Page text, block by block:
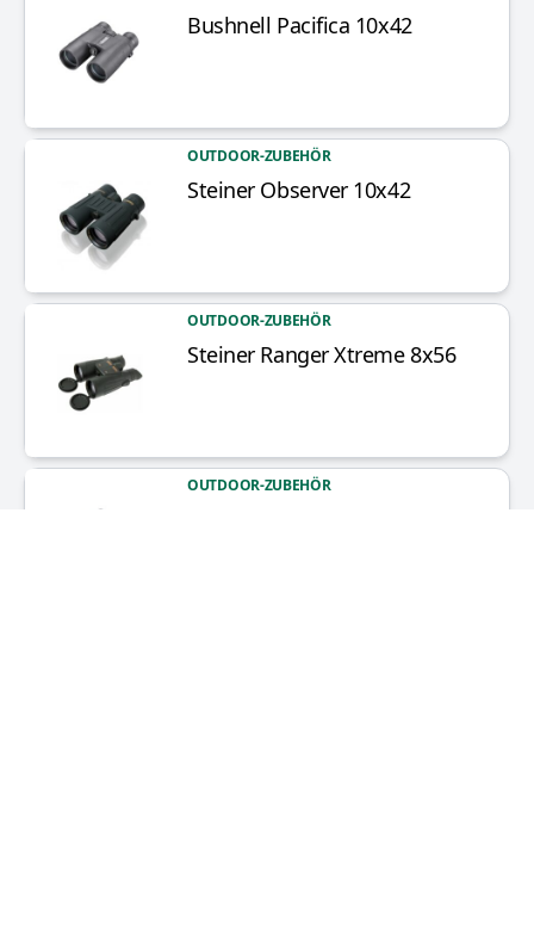
Artikel anzeigen
Bushnell Pacifica 10x42
Artikel anzeigen
OUTDOOR-ZUBEHÖR
Steiner Observer 10x42
Artikel anzeigen
OUTDOOR-ZUBEHÖR
Steiner Ranger Xtreme 8x56
OUTDOOR-ZUBEHÖR